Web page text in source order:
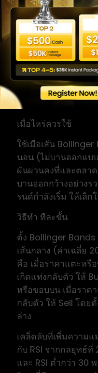
กลยุทธ์ที่ 3: Bollinger
กลยุทธ์นี้คือ “ภาพรวม
Bollinger Bands บ
ผันผวนพร้อมกัน เห
ภาพที่อ่านง่ายโดยไม่ต้
เมื่อไหร่ควรใช้
ใช้เมื่อเส้น
นอน (ไม่บานออกแบ
ผันผวนคงที่และตลา
บานออกกว้างอย่าง
รนด์กำลังเริ่ม ให้เลิก
วิธีทำ ทีละขั้น
ตั้ง Bollinger
เส้นกลาง (ค่าเฉลี่ย
คือ เมื่อราคาแตะหรื
เกิดแท่งกลับตัว ให้
หรือขอบบน เมื่อราค
กลับตัว ให้ Sell โดย
ล่าง
เคล็ดลับที่เพิ่มความ
กับ RSI จากกลยุทธ์ที่
และ RSI ต่ำกว่า